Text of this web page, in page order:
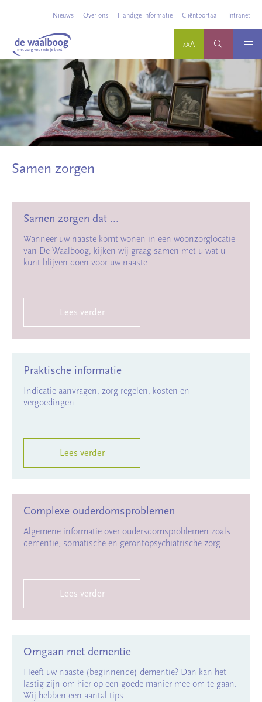
Nieuws Over ons Handige informatie Cliëntportaal Intranet
Samen zorgen
Samen zorgen dat ...
Wanneer uw naaste komt wonen in een woonzorglocatie
van De Waalboog, kijken wij graag samen met u wat u
kunt blijven doen voor uw naaste
Lees verder
Praktische informatie
Indicatie aanvragen, zorg regelen, kosten en
vergoedingen
Lees verder
Complexe ouderdomsproblemen
Algemene informatie over oudersdomsproblemen zoals
dementie, somatische en gerontopsychiatrische zorg
Lees verder
Omgaan met dementie
Heeft uw naaste (beginnende) dementie? Dan kan het
lastig zijn om hier op een goede manier mee om te gaan.
Wij hebben een aantal tips.